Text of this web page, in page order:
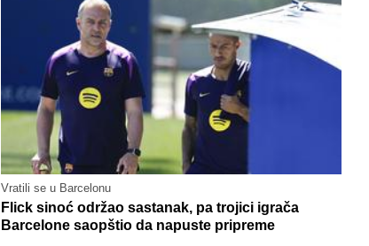
Vratili se u Barcelonu
Flick sinoć održao sastanak, pa trojici igrača
Barcelone saopštio da napuste pripreme